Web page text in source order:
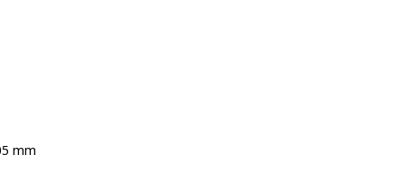
mm